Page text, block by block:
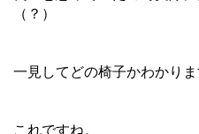
（？）
一見してどの椅子かわかりま
これですね。